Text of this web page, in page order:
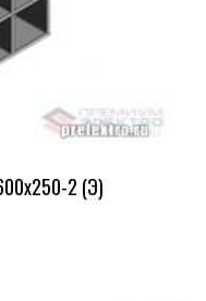
2 (Э)